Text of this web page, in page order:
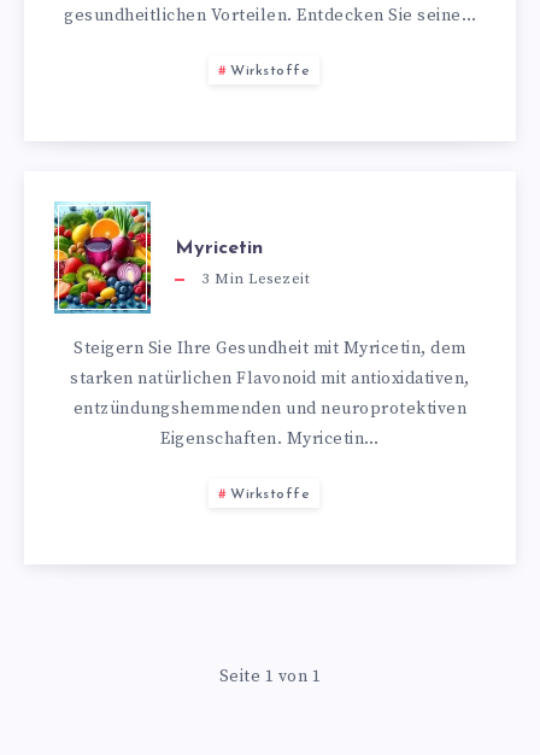
gesundheitlichen Vorteilen. Entdecken Sie seine…
Wirkstoffe
Myricetin
3 Min Lesezeit
Steigern Sie Ihre Gesundheit mit Myricetin, dem
starken natürlichen Flavonoid mit antioxidativen,
entzündungshemmenden und neuroprotektiven
Eigenschaften. Myricetin…
Wirkstoffe
Seite 1 von 1